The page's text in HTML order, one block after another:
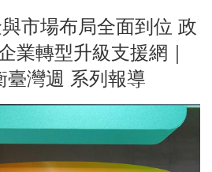
市場布局全面到位 政
業轉型升級支援網｜
臺灣週 系列報導